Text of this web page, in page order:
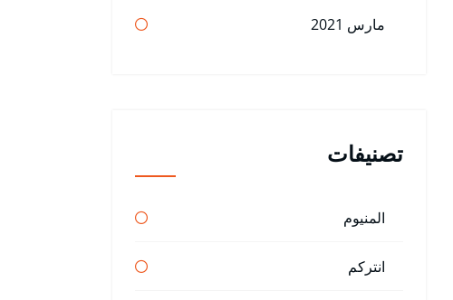
مارس 2021
تصنيفات
المنيوم
انتركم